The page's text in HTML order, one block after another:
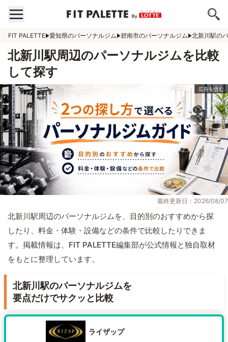
FIT PALETTE 愛知県のパーソナルジム 碧南市のパーソナルジム 北新川駅の
北新川駅周辺のパーソナルジムを比較
して探す
最終更新日：2026/08/07
北新川駅周辺のパーソナルジムを、目的別のおすすめから探
したり、料金・体験・設備などの条件で比較したりできま
す。掲載情報は、FIT PALETTE編集部が公式情報と独自取材
をもとに整理しています。
北新川駅のパーソナルジムを
要点だけでサクッと比較
ライザップ